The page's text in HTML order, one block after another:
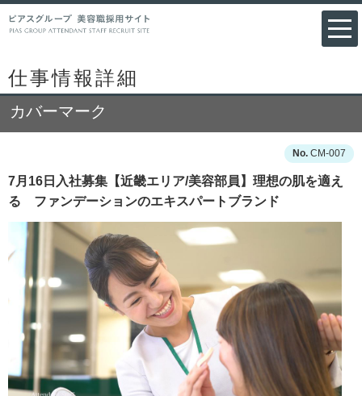
仕事情報詳細
カバーマーク
CM-007
7月16日入社募集【近畿エリア/美容部員】理想の肌を適え
る ファンデーションのエキスパートブランド